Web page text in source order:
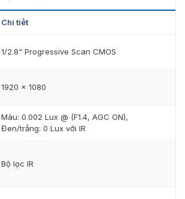
Chi tiết
1/2.8" Progressive Scan CMOS
1920 × 1080
Màu: 0.002 Lux @ (F1.4, AGC ON),
Đen/trắng: 0 Lux với IR
Bộ lọc IR